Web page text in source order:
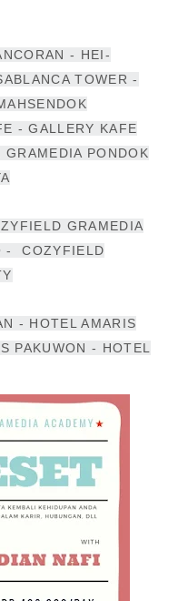
- HEI-
TOWER -
- GALLERY KAFE
PONDOK
GRAMEDIA
- COZYFIELD
- HOTEL AMARIS
PAKUWON - HOTEL